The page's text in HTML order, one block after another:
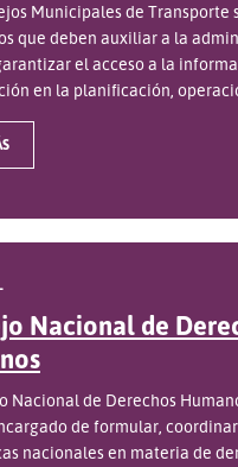
Municipales de Transporte
que deben auxiliar a la
el acceso a la
en la planificación,
Nacional de
Nacional de Derechos
de formular,
nacionales en materia de